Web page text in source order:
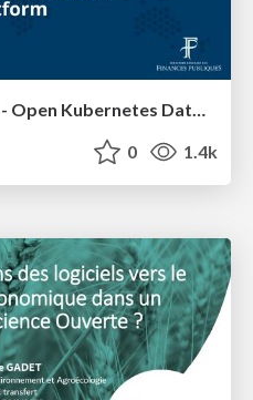
Les nouveautés d'OKDP - Open Kubernetes Data Platform
0 1.4k